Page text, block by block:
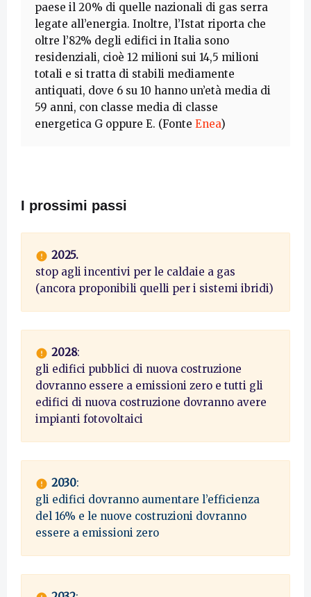
paese il 20% di quelle nazionali di gas serra
legate all’energia. Inoltre, l’Istat riporta che
oltre l’82% degli edifici in Italia sono
residenziali, cioè 12 milioni sui 14,5 milioni
totali e si tratta di stabili mediamente
antiquati, dove 6 su 10 hanno un’età media di
59 anni, con classe media di classe
energetica G oppure E. (Fonte Enea)
I prossimi passi
2025.
stop agli incentivi per le caldaie a gas
(ancora proponibili quelli per i sistemi ibridi)
2028:
gli edifici pubblici di nuova costruzione
dovranno essere a emissioni zero e tutti gli
edifici di nuova costruzione dovranno avere
impianti fotovoltaici
2030:
gli edifici dovranno aumentare l’efficienza
del 16% e le nuove costruzioni dovranno
essere a emissioni zero